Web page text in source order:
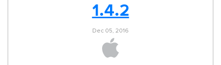
1.4.2
Dec 05, 2016